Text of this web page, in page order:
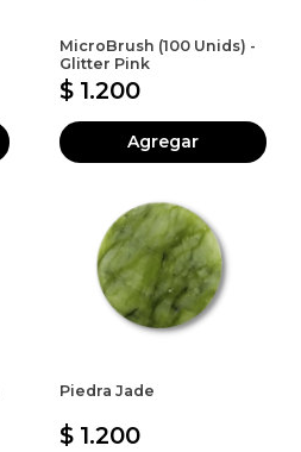
MicroBrush (100 Unids) -
Glitter Pink
$ 1.200
Agregar
Piedra Jade
$ 1.200